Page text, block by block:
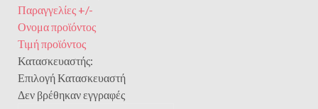
Παραγγελίες +/-
Ονομα προϊόντος
Τιμή προϊόντος
Κατασκευαστής:
Επιλογή Κατασκευαστή
Δεν βρέθηκαν εγγραφές